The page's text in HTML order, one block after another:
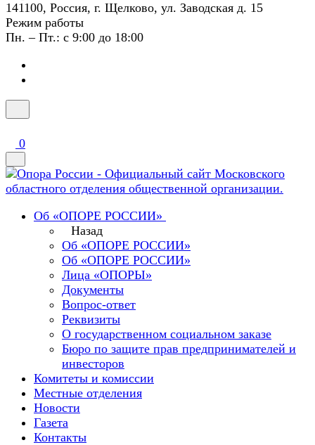
141100, Россия, г. Щелково, ул. Заводская д. 15
Режим работы
Пн. – Пт.: с 9:00 до 18:00
0
Об «ОПОРЕ РОССИИ»
Назад
Об «ОПОРЕ РОССИИ»
Об «ОПОРЕ РОССИИ»
Лица «ОПОРЫ»
Документы
Вопрос-ответ
Реквизиты
О государственном социальном заказе
Бюро по защите прав предпринимателей и
инвесторов
Комитеты и комиссии
Местные отделения
Новости
Газета
Контакты